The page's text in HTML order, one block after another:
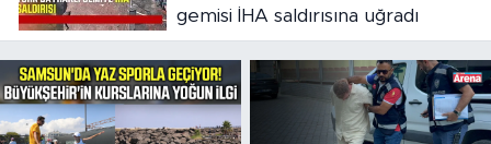
gemisi İHA saldırısına uğradı